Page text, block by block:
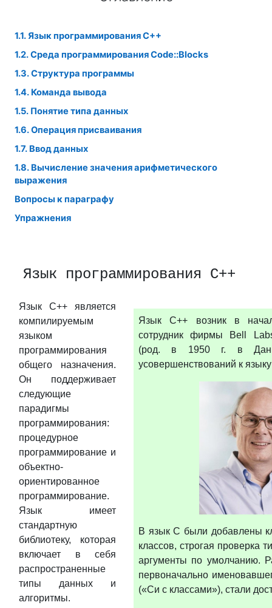
1.1. Язык программирования С++
1.2. Среда программирования Code::Blocks
1.3. Структура программы
1.4. Команда вывода
1.5. Понятие типа данных
1.6. Операция присваивания
1.7. Ввод данных
1.8. Вычисление значения арифметического
выражения
Вопросы к параграфу
Упражнения
Язык программирования С++
Язык C++ является
компилируемым
языком
программирования
общего назначения.
Он поддерживает
следующие
парадигмы
программирования:
процедурное
программирование и
объектно-
ориентированное
программирование.
Язык имеет
стандартную
библиотеку, которая
включает в себя
распространенные
типы данных и
алгоритмы.
Язык C++ возник в
сотрудник фирмы Bell
(род. в 1950 г. в
усовершенствований к
В язык C были добавлены
классов, строгая проверка
аргументы по умолчанию.
первоначально
(«Си с классами»), стали